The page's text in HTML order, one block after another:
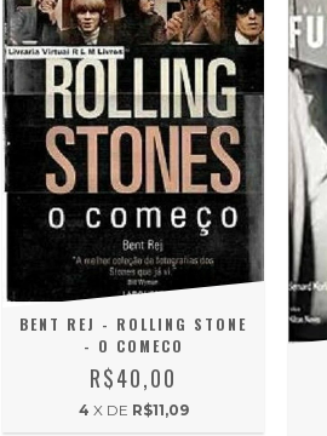
BENT REJ - ROLLING STONE
- O COMECO
R$40,00
4 X DE R$11,09